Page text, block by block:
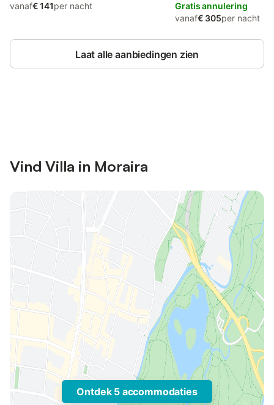
vanaf€ 141per nacht
Gratis annulering
vanaf€ 305per nacht
Laat alle aanbiedingen zien
Vind Villa in Moraira
Ontdek 5 accommodaties